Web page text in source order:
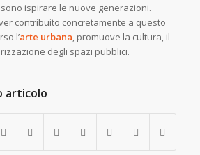
ispirare le nuove generazioni.
contribuito concretamente a questo
l’arte urbana , promuove la cultura, il
degli spazi pubblici.
articolo